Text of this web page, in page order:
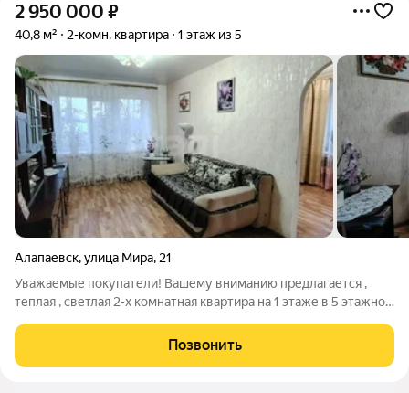
2 950 000 ₽
40,8 м² 2-комн. квартира 1 этаж из 5
Алапаевск,улица Мира, 21
Уважаемые покупатели! Вашему вниманию предлагается ,
теплая , светлая 2-х комнатная квартира на 1 этаже в 5 этажном
ПЛАНИРОВКА: -Квартира находится на 1 этаже 5 этажного
кирпичного дома. В квартире
Позвонить